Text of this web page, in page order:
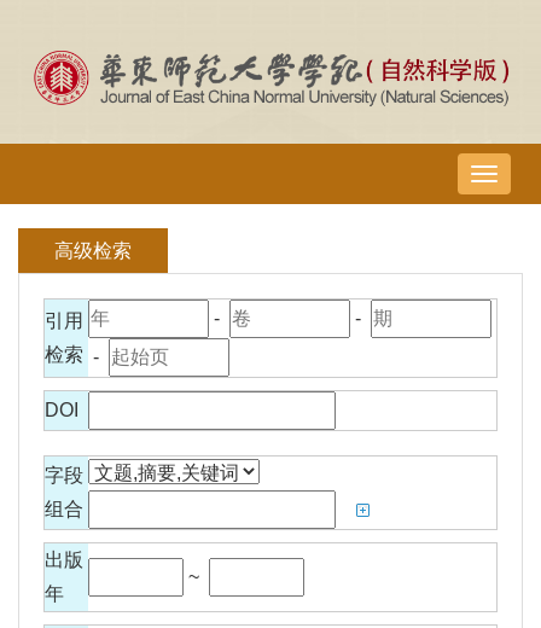
导
航
高级检索
引用
检索
-
-
-
DOI
字段
组合
出版
年
~